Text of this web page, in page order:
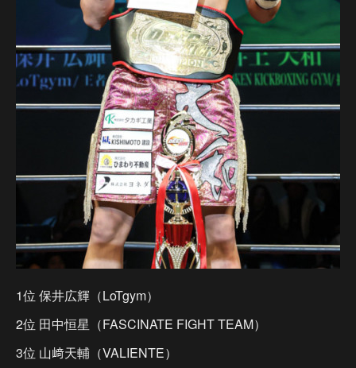
1位 保井広輝（LoTgym）
2位 田中恒星（FASCINATE FIGHT TEAM）
3位 山﨑天輔（VALIENTE）